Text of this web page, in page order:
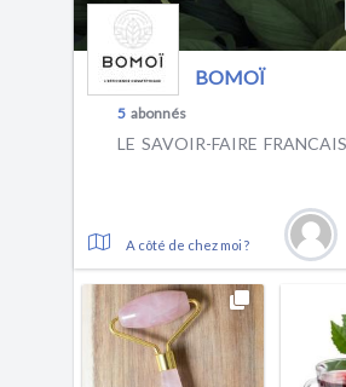
BOMOÏ
5 abonnés
LE SAVOIR-FAIRE FRANCAIS
A côté de chez moi ?